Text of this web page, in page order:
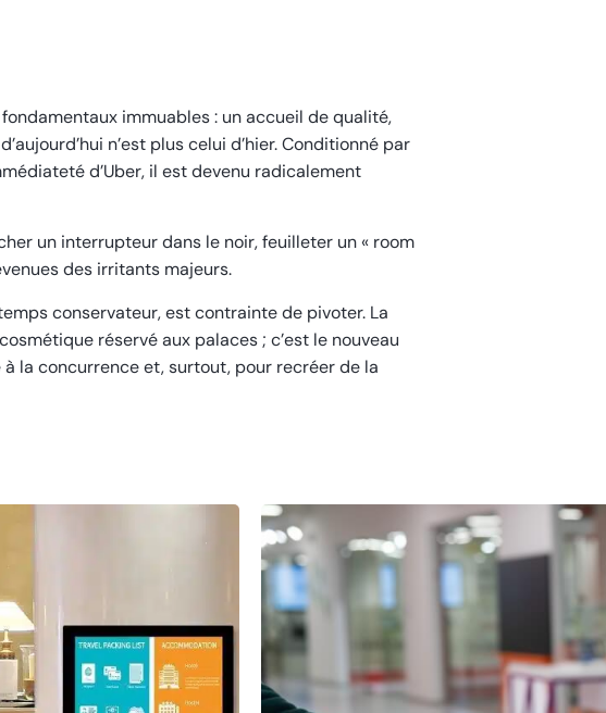
immuables : un accueil de qualité,
n’est plus celui d’hier. Conditionné par
d’Uber, il est devenu radicalement
un interrupteur dans le noir, feuilleter un « room
des irritants majeurs.
conservateur, est contrainte de pivoter. La
réservé aux palaces ; c’est le nouveau
la concurrence et, surtout, pour recréer de la